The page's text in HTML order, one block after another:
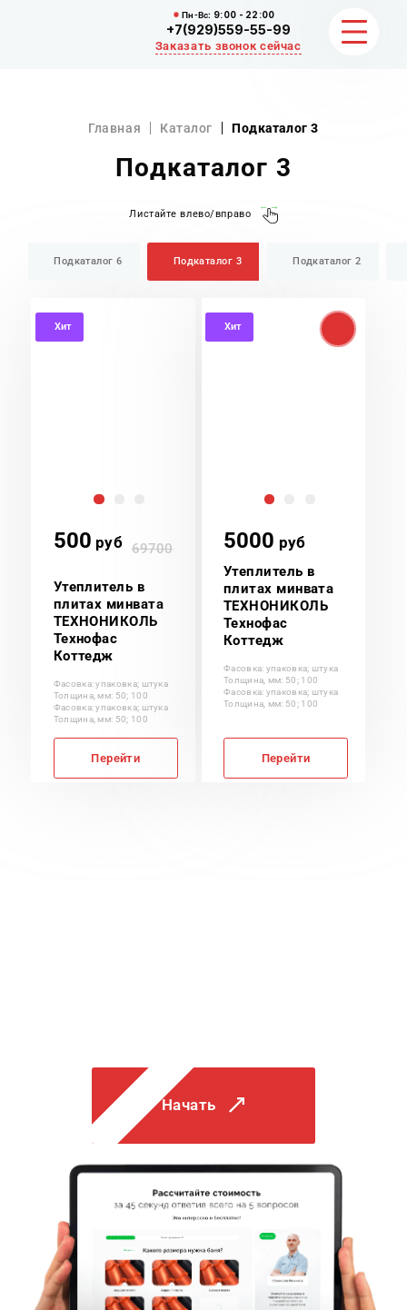
Пн-Вс: 9:00 - 22:00
+7(929)559-55-99
Заказать звонок сейчас
НЕРУДНЫЕ МАТЕРИАЛЫ
Главная Каталог Подкаталог 3
Подкаталог 3
Листайте влево/вправо
Подкаталог 6 Подкаталог 3 Подкаталог 2
Хит
500 руб 69700
Утеплитель в
плитах минвата
ТЕХНОНИКОЛЬ
Технофас
Коттедж
Фасовка: упаковка; штука
Толщина, мм: 50; 100
Фасовка: упаковка; штука
Толщина, мм: 50; 100
Перейти
Хит
5000 руб
Утеплитель в
плитах минвата
ТЕХНОНИКОЛЬ
Технофас
Коттедж
Фасовка: упаковка; штука
Толщина, мм: 50; 100
Фасовка: упаковка; штука
Толщина, мм: 50; 100
Перейти
Начать